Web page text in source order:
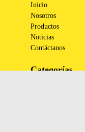
Inicio
Nosotros
Productos
Noticias
Contáctanos
Categorías